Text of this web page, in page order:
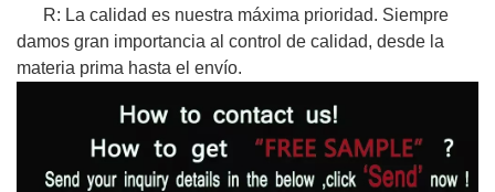
R: La calidad es nuestra máxima prioridad. Siempre
damos gran importancia al control de calidad, desde la
materia prima hasta el envío.